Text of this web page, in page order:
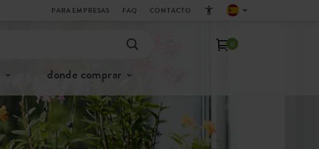
PARA EMPRESAS FAQ CONTACTO
0
donde comprar